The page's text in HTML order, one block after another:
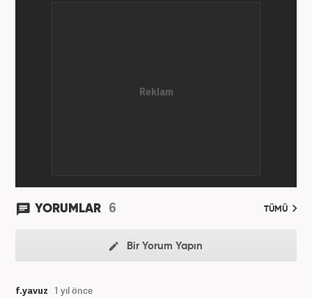
YORUMLAR 6 TÜMÜ
Bir Yorum Yapın
f.yavuz 1 yıl önce